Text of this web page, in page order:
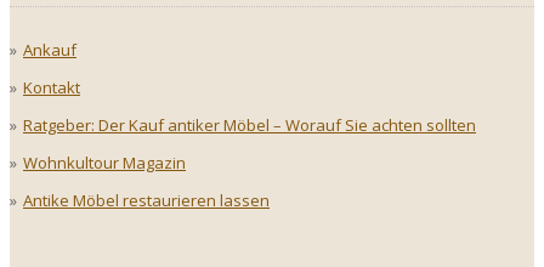
Ankauf
Kontakt
Ratgeber: Der Kauf antiker Möbel – Worauf Sie achten sollten
Wohnkultour Magazin
Antike Möbel restaurieren lassen